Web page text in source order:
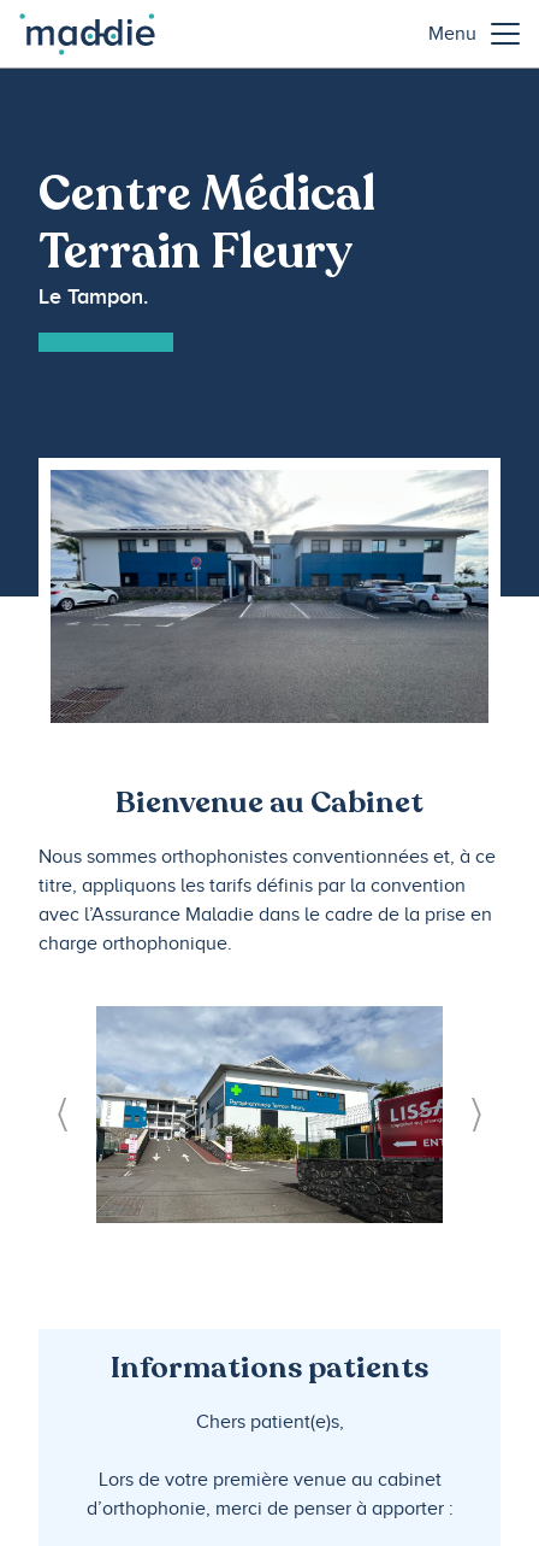
Menu
Centre Médical
Terrain Fleury
Le Tampon.
Bienvenue au Cabinet
Nous sommes orthophonistes conventionnées et, à ce
titre, appliquons les tarifs définis par la convention
avec l’Assurance Maladie dans le cadre de la prise en
charge orthophonique.
Informations patients
Chers patient(e)s,
Lors de votre première venue au cabinet
d’orthophonie, merci de penser à apporter :